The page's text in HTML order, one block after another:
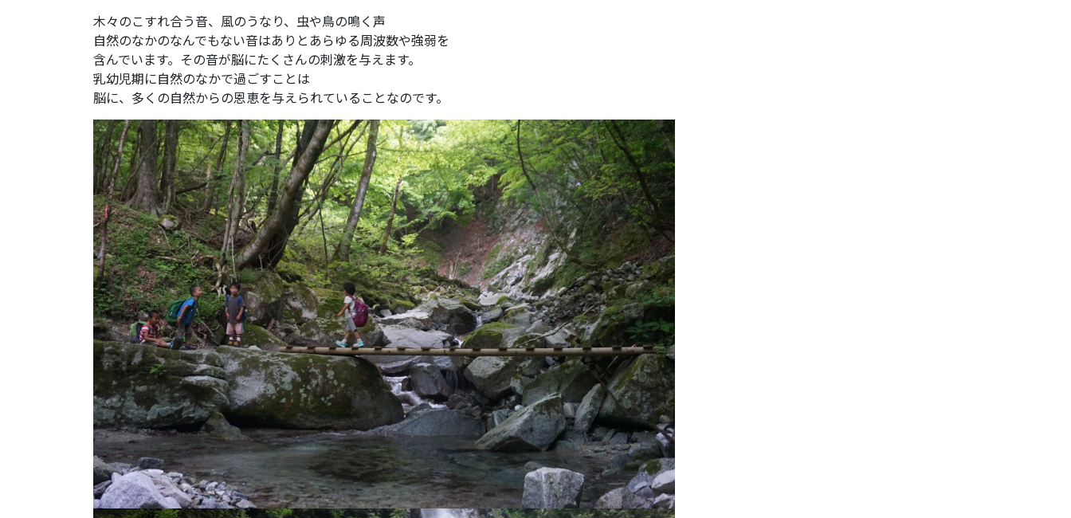
木々のこすれ合う音、風のうなり、虫や鳥の鳴く声
自然のなかのなんでもない音はありとあらゆる周波数や強弱を
含んでいます。その音が脳にたくさんの刺激を与えます。
乳幼児期に自然のなかで過ごすことは
脳に、多くの自然からの恩恵を与えられていることなのです。